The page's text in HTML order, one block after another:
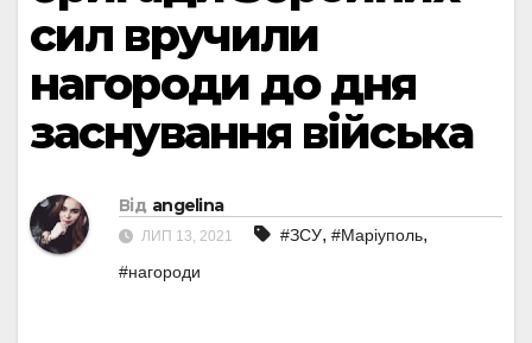
сил вручили
нагороди до дня
заснування війська
Від angelina
ЛИП 13, 2021 #ЗСУ, #Маріуполь,
#нагороди